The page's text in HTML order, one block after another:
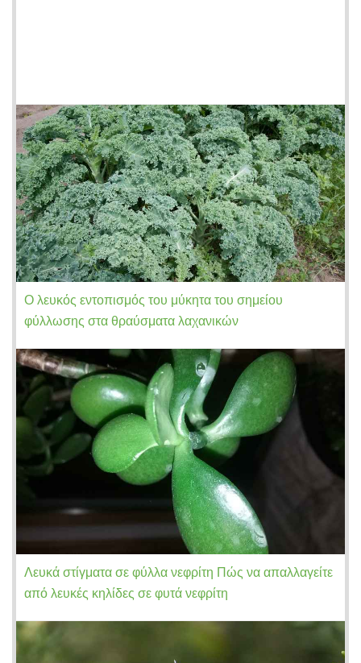
Ο λευκός εντοπισμός του μύκητα του σημείου
φύλλωσης στα θραύσματα λαχανικών
Λευκά στίγματα σε φύλλα νεφρίτη Πώς να απαλλαγείτε
από λευκές κηλίδες σε φυτά νεφρίτη